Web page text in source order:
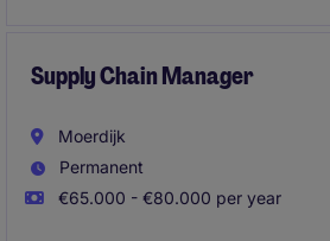
Supply Chain Manager
Moerdijk
Permanent
€65.000 - €80.000 per year